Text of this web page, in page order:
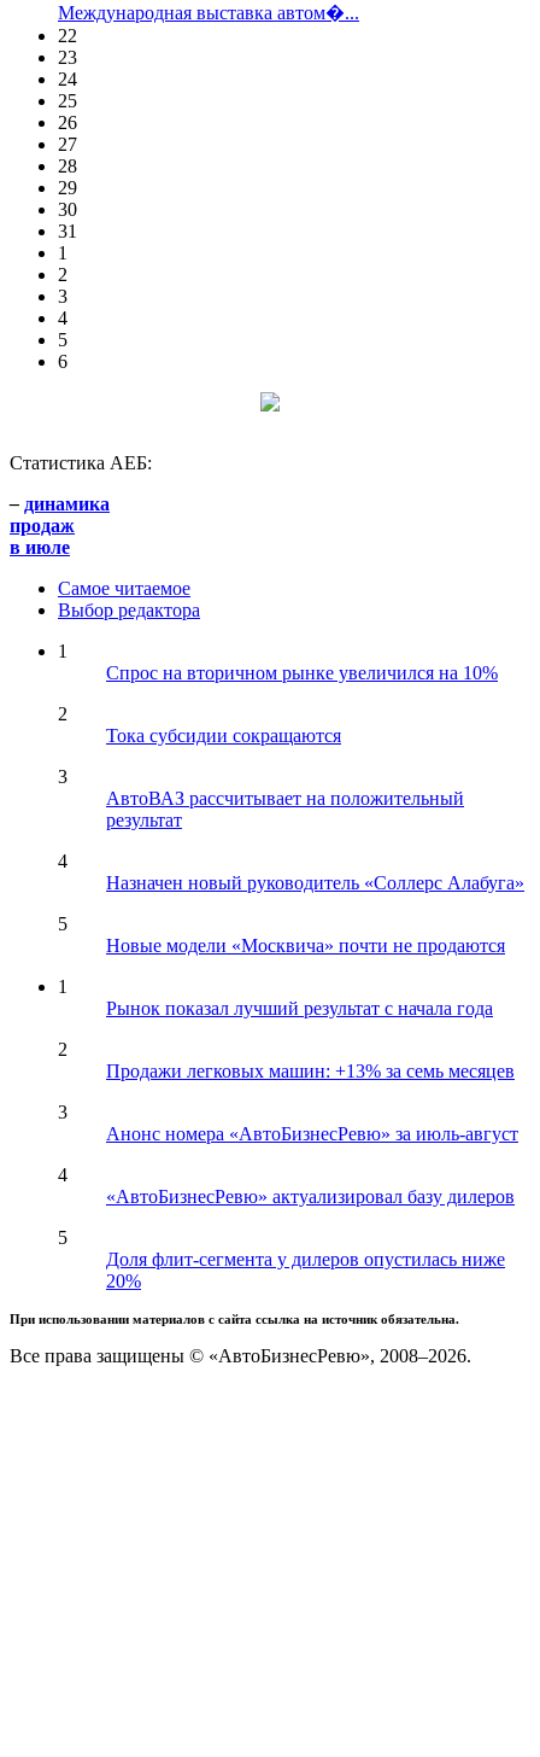
Международная выставка автом�...
22
23
24
25
26
27
28
29
30
31
1
2
3
4
5
6
Статистика АЕБ:
– динамика
продаж
в июле
Самое читаемое
Выбор редактора
1
Спрос на вторичном рынке увеличился на 10%
2
Тока субсидии сокращаются
3
АвтоВАЗ рассчитывает на положительный
результат
4
Назначен новый руководитель «Соллерс Алабуга»
5
Новые модели «Москвича» почти не продаются
1
Рынок показал лучший результат с начала года
2
Продажи легковых машин: +13% за семь месяцев
3
Анонс номера «АвтоБизнесРевю» за июль-август
4
«АвтоБизнесРевю» актуализировал базу дилеров
5
Доля флит-сегмента у дилеров опустилась ниже
20%
При использовании материалов с сайта ссылка на источник обязательна.
Все права защищены © «АвтоБизнесРевю», 2008–2026.